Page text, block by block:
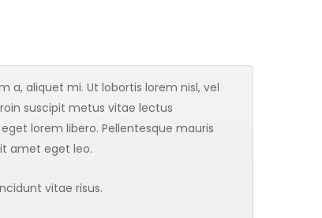
a, aliquet mi. Ut lobortis lorem nisl, vel
suscipit metus vitae lectus
lorem libero. Pellentesque mauris
amet eget leo.
vitae risus.